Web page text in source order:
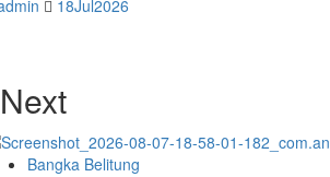
18Jul2026
Next
Bangka Belitung